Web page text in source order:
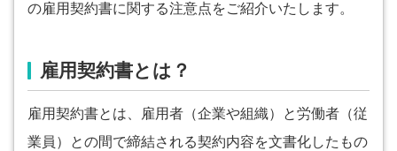
の雇用契約書に関する注意点をご紹介いたします。
雇用契約書とは？
雇用契約書とは、雇用者（企業や組織）と労働者（従
業員）との間で締結される契約内容を文書化したもの